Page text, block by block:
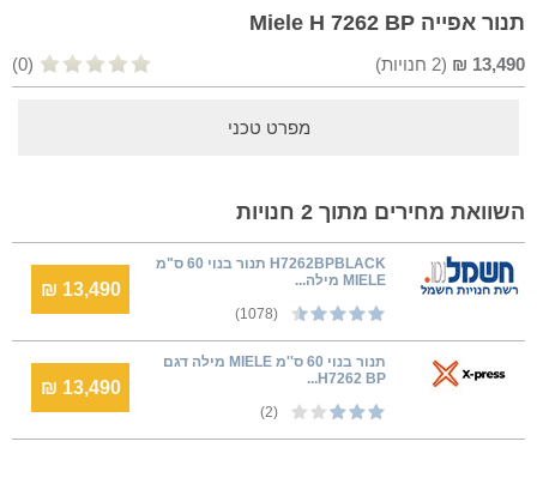
תנור אפייה Miele H 7262 BP
13,490
₪
(
2 חנויות) (0)
מפרט טכני
השוואת מחירים מתוך 2 חנויות
H7262BPBLACK תנור בנוי 60 ס"מ
MIELE מילה...
(1078)
13,490 ₪
תנור בנוי 60 ס''מ MIELE מילה דגם
H7262 BP...
(2)
13,490 ₪